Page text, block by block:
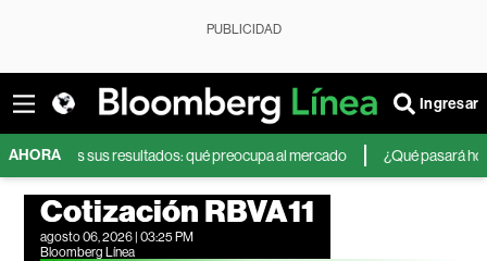
PUBLICIDAD
Ingresar
AHORA
tras sus resultados: qué preocupa al mercado ¿Qué pasará hoy en la
Cotización RBVA11
agosto 06, 2026 | 03:25 PM
Bloomberg Línea